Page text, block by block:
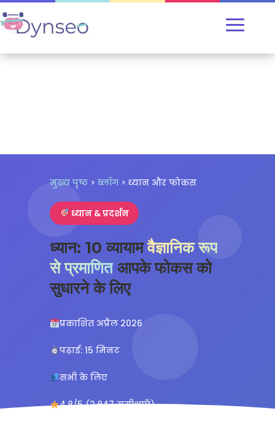
मुख्य पृष्ठ> ब्लॉग> ध्यान और फोकस
ध्यान & प्रदर्शन
ध्यान: 10 व्यायामवैज्ञानिक रूप
से प्रमाणितआपके फोकस को
सुधारने के लिए
प्रकाशित अप्रैल 2026
पढ़ाई: 15 मिनट
सभी के लिए
4.8/5 (2,847 समीक्षाएँ)